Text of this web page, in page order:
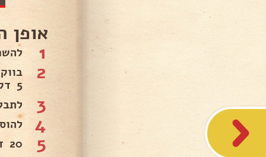
אופן
1
2
5 דקות ולהוסיף את האפונה והגזר.
3
4
5 20 דקות בישול .